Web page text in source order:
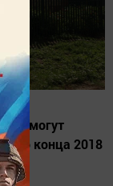
смогут
до конца 2018